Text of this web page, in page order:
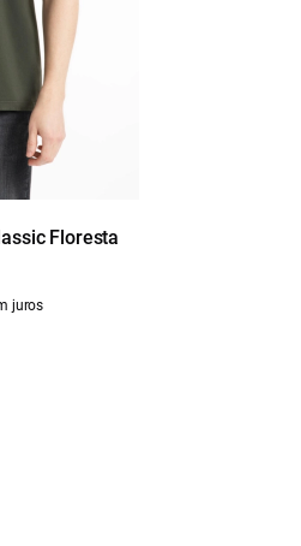
Floresta
juros